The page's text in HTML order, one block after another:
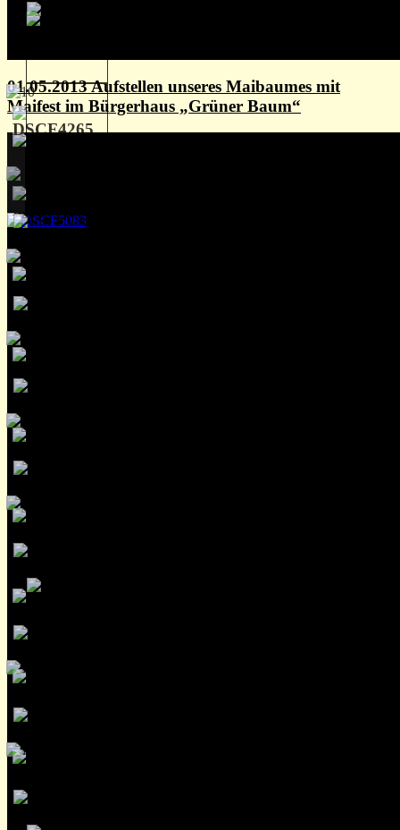
01.05.2013 Aufstellen unseres Maibaumes mit
Maifest im Bürgerhaus „Grüner Baum“